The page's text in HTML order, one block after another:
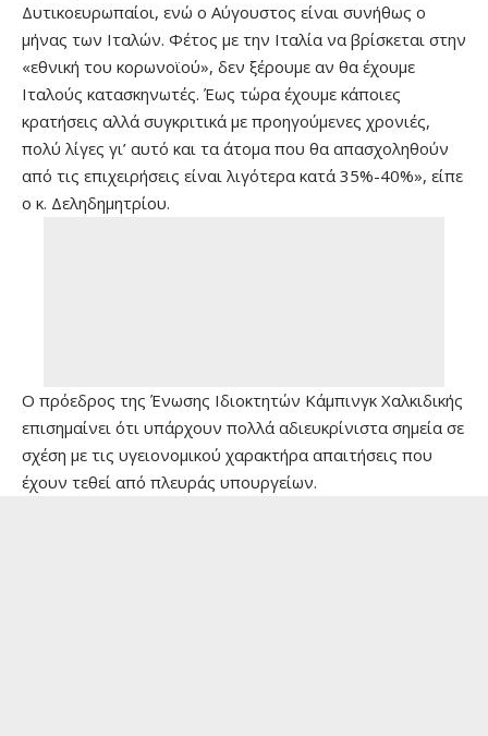
Δυτικοευρωπαίοι, ενώ ο Αύγουστος είναι συνήθως ο
μήνας των Ιταλών. Φέτος με την Ιταλία να βρίσκεται στην
«εθνική του κορωνοϊού», δεν ξέρουμε αν θα έχουμε
Ιταλούς κατασκηνωτές. Έως τώρα έχουμε κάποιες
κρατήσεις αλλά συγκριτικά με προηγούμενες χρονιές,
πολύ λίγες γι’ αυτό και τα άτομα που θα απασχοληθούν
από τις επιχειρήσεις είναι λιγότερα κατά 35%-40%», είπε
ο κ. Δεληδημητρίου.
Ο πρόεδρος της Ένωσης Ιδιοκτητών Κάμπινγκ Χαλκιδικής
επισημαίνει ότι υπάρχουν πολλά αδιευκρίνιστα σημεία σε
σχέση με τις υγειονομικού χαρακτήρα απαιτήσεις που
έχουν τεθεί από πλευράς υπουργείων.